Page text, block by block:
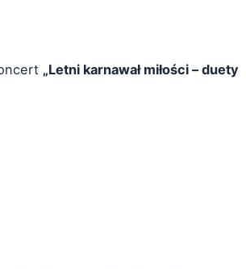
„Letni karnawał miłości – duety